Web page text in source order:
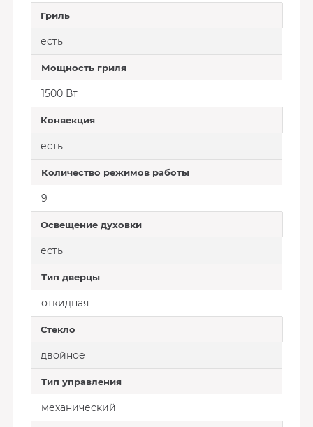
Гриль
есть
Мощность гриля
1500 Вт
Конвекция
есть
Количество режимов работы
9
Освещение духовки
есть
Тип дверцы
откидная
Стекло
двойное
Тип управления
механический